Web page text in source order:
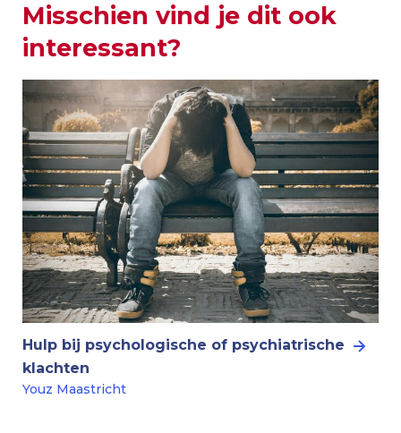
Misschien vind je dit ook
interessant?
Hulp bij psychologische of psychiatrische
klachten
Youz Maastricht